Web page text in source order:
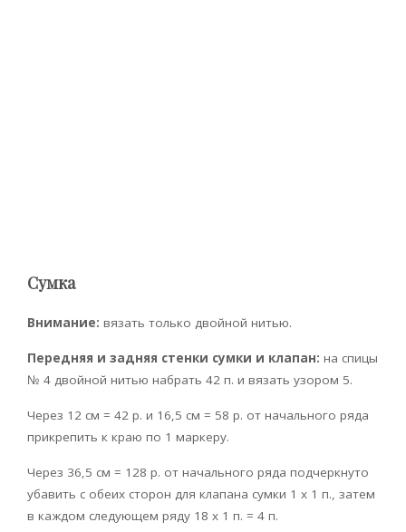
Сумка
Внимание: вязать только двойной нитью.
Передняя и задняя стенки сумки и клапан: на спицы
№ 4 двойной нитью набрать 42 п. и вязать узором 5.
Через 12 см = 42 р. и 16,5 см = 58 р. от начального ряда
прикрепить к краю по 1 маркеру.
Через 36,5 см = 128 р. от начального ряда подчеркнуто
убавить с обеих сторон для клапана сумки 1 х 1 п., затем
в каждом следующем ряду 18 х 1 п. = 4 п.